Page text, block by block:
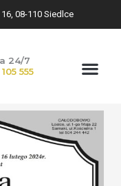
08-110 Siedlce
24/7
555